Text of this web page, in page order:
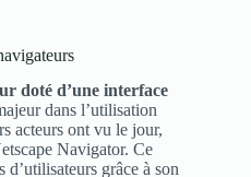
doté d’une interface
dans l’utilisation
acteurs ont vu le jour,
Navigator. Ce
grâce à son